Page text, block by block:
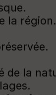
la région.
de la